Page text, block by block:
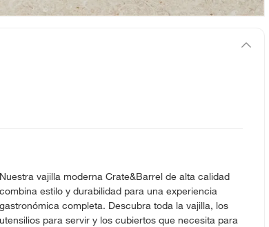
Nuestra vajilla moderna Crate&Barrel de alta calidad
combina estilo y durabilidad para una experiencia
gastronómica completa. Descubra toda la vajilla, los
utensilios para servir y los cubiertos que necesita para